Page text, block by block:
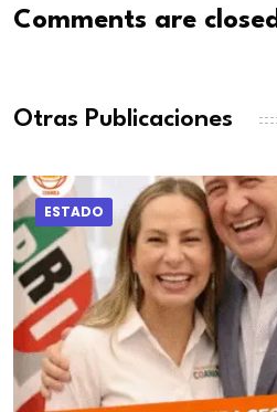
Comments are closed
Otras Publicaciones
ESTADO